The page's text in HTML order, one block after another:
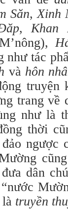
Săn,Xinh
,Khan
như tác
và hôn
truyện
trang về
như là
thời
ngược
dân
truyền